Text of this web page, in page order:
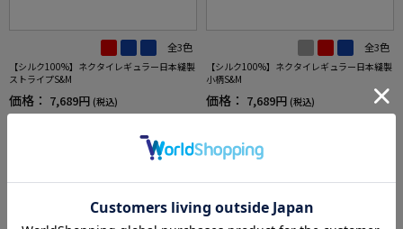
全3色
【シルク100%】ネクタイレギュラー日本縫製
ストライプS&M
価格： 7,689円 (税込)
全3色
【シルク100%】ネクタイレギュラー日本縫製
小柄S&M
価格： 7,689円 (税込)
0円OFF対象